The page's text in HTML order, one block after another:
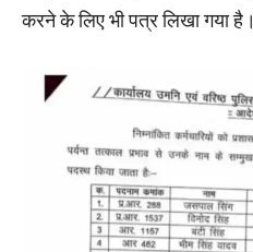
करने के लिए भी पत्र लिखा गया है।